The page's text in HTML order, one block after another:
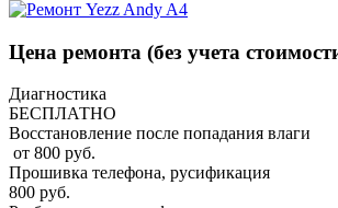
Цена ремонта (без учета
Диагностика
БЕСПЛАТНО
Восстановление после попадания влаги
от 800 руб.
Прошивка телефона, русификация
800 руб.